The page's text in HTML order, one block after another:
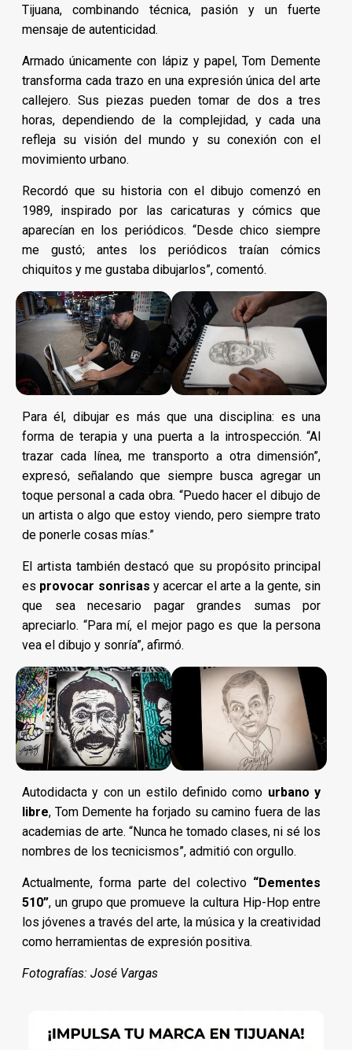
Tijuana, combinando técnica, pasión y un fuerte
mensaje de autenticidad.
Armado únicamente con lápiz y papel, Tom Demente
transforma cada trazo en una expresión única del arte
callejero. Sus piezas pueden tomar de dos a tres
horas, dependiendo de la complejidad, y cada una
refleja su visión del mundo y su conexión con el
movimiento urbano.
Recordó que su historia con el dibujo comenzó en
1989, inspirado por las caricaturas y cómics que
aparecían en los periódicos. “Desde chico siempre
me gustó; antes los periódicos traían cómics
chiquitos y me gustaba dibujarlos”, comentó.
Para él, dibujar es más que una disciplina: es una
forma de terapia y una puerta a la introspección. “Al
trazar cada línea, me transporto a otra dimensión”,
expresó, señalando que siempre busca agregar un
toque personal a cada obra. “Puedo hacer el dibujo de
un artista o algo que estoy viendo, pero siempre trato
de ponerle cosas mías.”
El artista también destacó que su propósito principal
es provocar sonrisas y acercar el arte a la gente, sin
que sea necesario pagar grandes sumas por
apreciarlo. “Para mí, el mejor pago es que la persona
vea el dibujo y sonría”, afirmó.
Autodidacta y con un estilo definido como urbano y
libre, Tom Demente ha forjado su camino fuera de las
academias de arte. “Nunca he tomado clases, ni sé los
nombres de los tecnicismos”, admitió con orgullo.
Actualmente, forma parte del colectivo “Dementes
510”, un grupo que promueve la cultura Hip-Hop entre
los jóvenes a través del arte, la música y la creatividad
como herramientas de expresión positiva.
Fotografías: José Vargas